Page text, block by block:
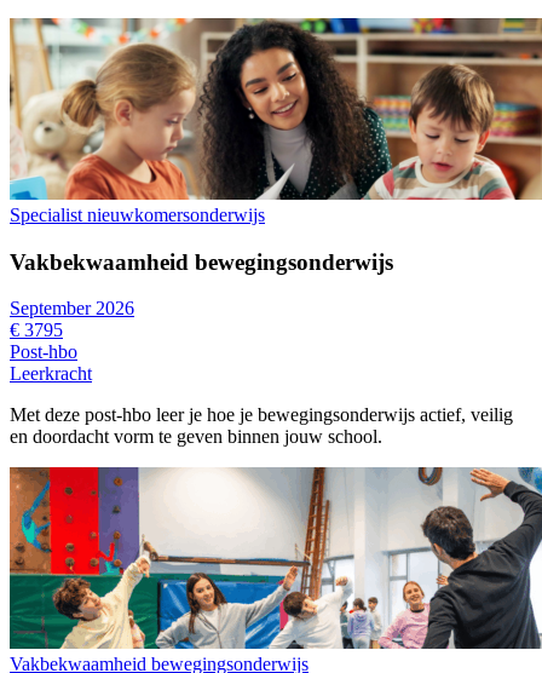
Specialist nieuwkomersonderwijs
Vakbekwaamheid bewegingsonderwijs
September 2026
€ 3795
Post-hbo
Leerkracht
Met deze post-hbo leer je hoe je bewegingsonderwijs actief, veilig
en doordacht vorm te geven binnen jouw school.
Vakbekwaamheid bewegingsonderwijs